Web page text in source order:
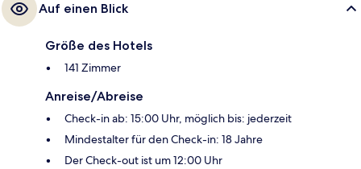
Auf einen Blick
Größe des Hotels
141 Zimmer
Anreise/Abreise
Check-in ab: 15:00 Uhr, möglich bis: jederzeit
Mindestalter für den Check-in: 18 Jahre
Der Check-out ist um 12:00 Uhr